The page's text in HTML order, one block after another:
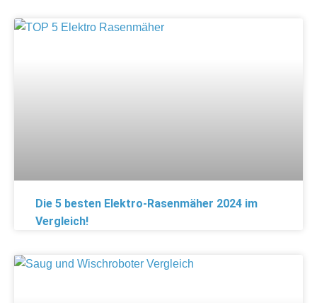
Die 5 besten Elektro-Rasenmäher 2024 im
Vergleich!